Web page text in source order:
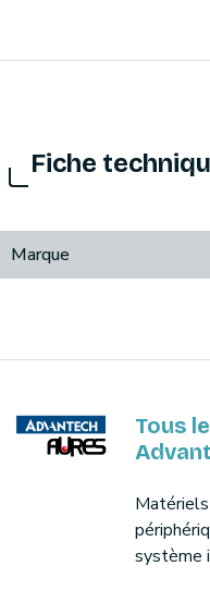
Fiche
Marque
Tous
système